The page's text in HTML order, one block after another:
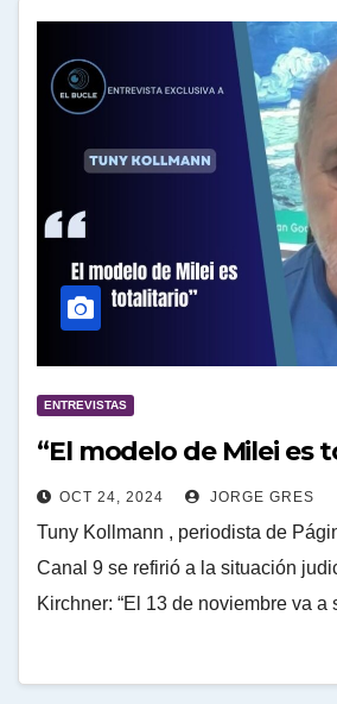
ENTREVISTAS
“El modelo de Milei es
OCT 24, 2024 JORGE GRES
Tuny Kollmann , periodista de
Canal 9 se refirió a la situación
Kirchner: “El 13 de noviembre va